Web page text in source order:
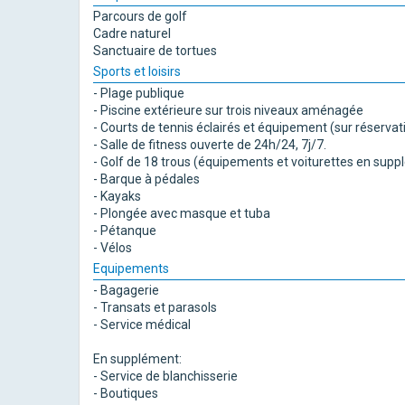
Parcours de golf
Cadre naturel
Sanctuaire de tortues
Sports et loisirs
- Plage publique
- Piscine extérieure sur trois niveaux aménagée
- Courts de tennis éclairés et équipement (sur
- Salle de fitness ouverte de 24h/24, 7j/7.
- Golf de 18 trous (équipements et voiturettes en
- Barque à pédales
- Kayaks
- Plongée avec masque et tuba
- Pétanque
- Vélos
Equipements
- Bagagerie
- Transats et parasols
- Service médical
En supplément:
- Service de blanchisserie
- Boutiques